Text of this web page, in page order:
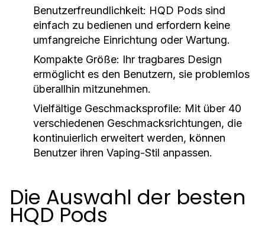
Benutzerfreundlichkeit: HQD Pods sind
einfach zu bedienen und erfordern keine
umfangreiche Einrichtung oder Wartung.
Kompakte Größe: Ihr tragbares Design
ermöglicht es den Benutzern, sie problemlos
überallhin mitzunehmen.
Vielfältige Geschmacksprofile: Mit über 40
verschiedenen Geschmacksrichtungen, die
kontinuierlich erweitert werden, können
Benutzer ihren Vaping-Stil anpassen.
Die Auswahl der besten
HQD Pods